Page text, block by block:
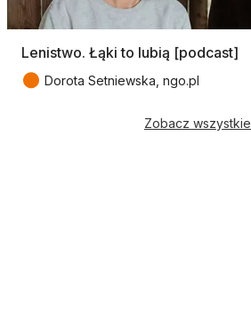
Lenistwo. Łąki to lubią [podcast]
● Dorota Setniewska, ngo.pl
Zobacz wszystkie